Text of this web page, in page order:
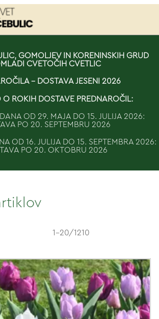
VAŠA KOŠARICA JE
GOMOLJEV IN KORENINSKIH GRUD
CVETOČIH CVETLIC
- DOSTAVA JESENI 2026
O ROKIH DOSTAVE PREDNAROČIL:
OD 29. MAJA DO 15. JULIJA 2026:
PO 20. SEPTEMBRU 2026
OD 16. JULIJA DO 15. SEPTEMBRA 2026:
PO 20. OKTOBRU 2026
1-20/1210